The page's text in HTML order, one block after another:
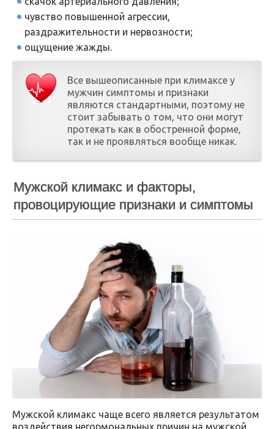
чувство повышенной агрессии,
раздражительности и нервозности;
ощущение жажды.
Все вышеописанные при климаксе у
мужчин симптомы и признаки
являются стандартными, поэтому не
стоит забывать о том, что они могут
протекать как в обостренной форме,
так и не проявляться вообще никак.
Мужской климакс и факторы,
провоцирующие признаки и симптомы
Мужской климакс чаще всего является результатом
воздействия негормональных причин на мужской